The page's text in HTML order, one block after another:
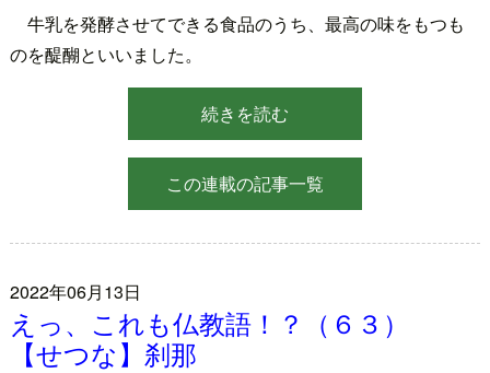
牛乳を発酵させてできる食品のうち、最高の味をもつも
のを醍醐といいました。
続きを読む
この連載の記事一覧
2022年06月13日
えっ、これも仏教語！？（６３）
【せつな】刹那